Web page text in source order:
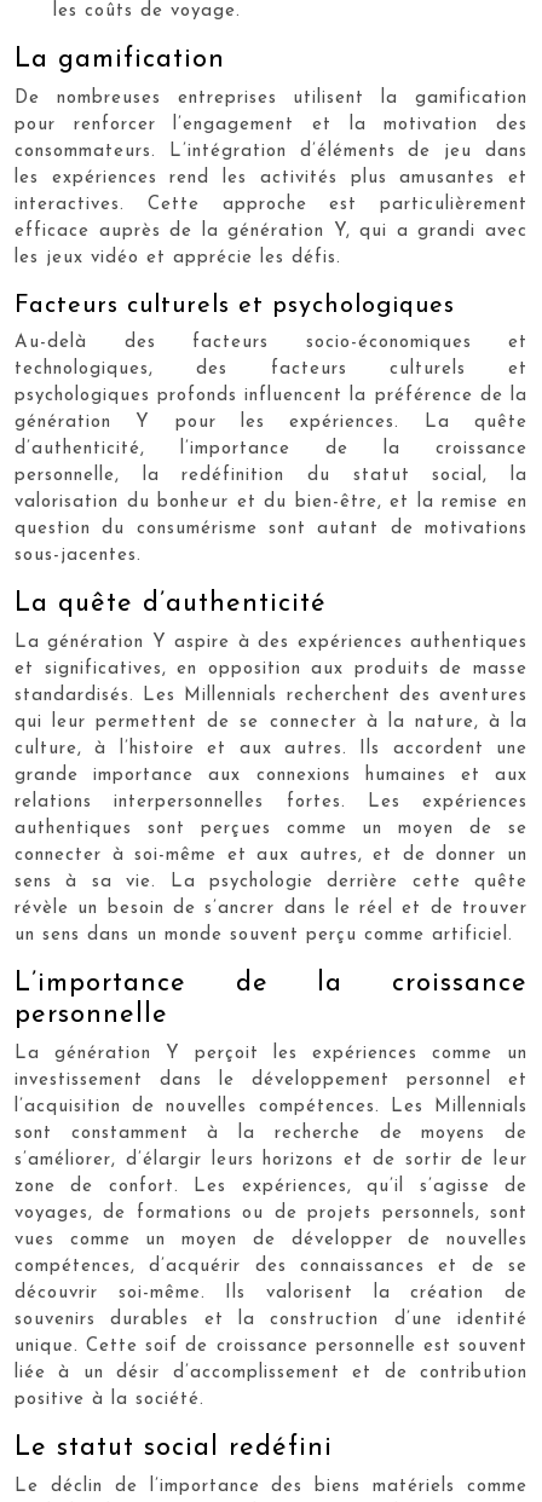
les coûts de voyage.
La gamification
De nombreuses entreprises utilisent la gamification
pour renforcer l’engagement et la motivation des
consommateurs. L’intégration d’éléments de jeu dans
les expériences rend les activités plus amusantes et
interactives. Cette approche est particulièrement
efficace auprès de la génération Y, qui a grandi avec
les jeux vidéo et apprécie les défis.
Facteurs culturels et psychologiques
Au-delà des facteurs socio-économiques et
technologiques, des facteurs culturels et
psychologiques profonds influencent la préférence de la
génération Y pour les expériences. La quête
d’authenticité, l’importance de la croissance
personnelle, la redéfinition du statut social, la
valorisation du bonheur et du bien-être, et la remise en
question du consumérisme sont autant de motivations
sous-jacentes.
La quête d’authenticité
La génération Y aspire à des expériences authentiques
et significatives, en opposition aux produits de masse
standardisés. Les Millennials recherchent des aventures
qui leur permettent de se connecter à la nature, à la
culture, à l’histoire et aux autres. Ils accordent une
grande importance aux connexions humaines et aux
relations interpersonnelles fortes. Les expériences
authentiques sont perçues comme un moyen de se
connecter à soi-même et aux autres, et de donner un
sens à sa vie. La psychologie derrière cette quête
révèle un besoin de s’ancrer dans le réel et de trouver
un sens dans un monde souvent perçu comme artificiel.
L’importance de la croissance
personnelle
La génération Y perçoit les expériences comme un
investissement dans le développement personnel et
l’acquisition de nouvelles compétences. Les Millennials
sont constamment à la recherche de moyens de
s’améliorer, d’élargir leurs horizons et de sortir de leur
zone de confort. Les expériences, qu’il s’agisse de
voyages, de formations ou de projets personnels, sont
vues comme un moyen de développer de nouvelles
compétences, d’acquérir des connaissances et de se
découvrir soi-même. Ils valorisent la création de
souvenirs durables et la construction d’une identité
unique. Cette soif de croissance personnelle est souvent
liée à un désir d’accomplissement et de contribution
positive à la société.
Le statut social redéfini
Le déclin de l’importance des biens matériels comme